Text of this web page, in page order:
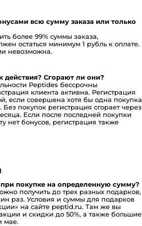
всю сумму заказа или только
более 99% суммы заказа,
остаться минимум 1 рубль к оплате.
невозможна.
действия? Сгорают ли они?
Peptides бессрочны
клиента активна. Регистрация
если совершена хотя бы одна покупка
покупок регистрация сгорает через
Если после последней покупки
нет бонусов, регистрация также
покупке на определенную сумму?
получить до трех разных подарков,
раз. Условия и суммы для подарков
на сайте peptid.ru. Там же вы
и скидки до 50%, а также большие
мае.